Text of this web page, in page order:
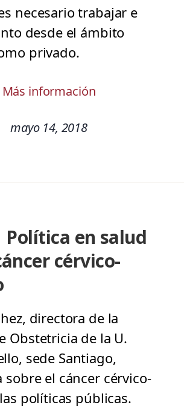
necesario trabajar e
desde el ámbito
privado.
Más información
mayo 14, 2018
Política en salud
cérvico-
directora de la
Obstetricia de la U.
sede Santiago,
sobre el cáncer cérvico-
políticas públicas.